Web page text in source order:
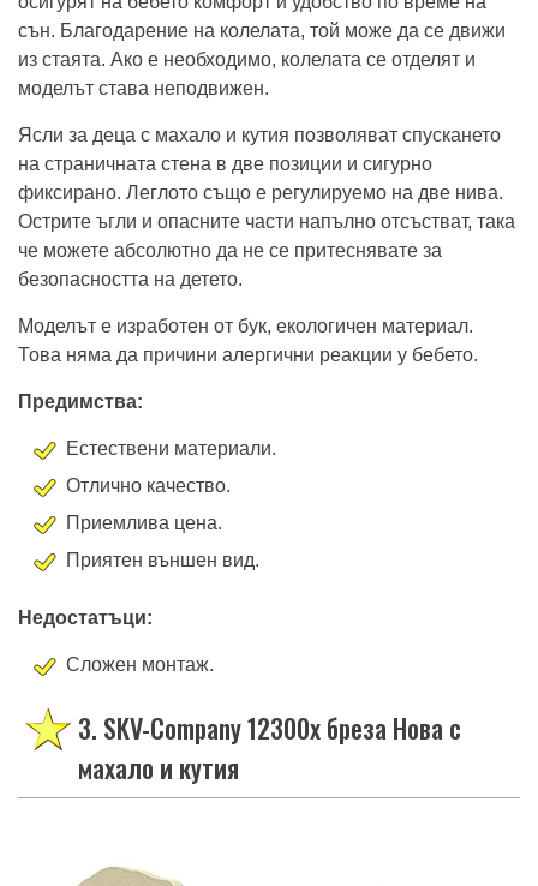
сън. Благодарение на колелата, той може да се движи
из стаята. Ако е необходимо, колелата се отделят и
моделът става неподвижен.
Ясли за деца с махало и кутия позволяват спускането
на страничната стена в две позиции и сигурно
фиксирано. Леглото също е регулируемо на две нива.
Острите ъгли и опасните части напълно отсъстват, така
че можете абсолютно да не се притеснявате за
безопасността на детето.
Моделът е изработен от бук, екологичен материал.
Това няма да причини алергични реакции у бебето.
Предимства:
Естествени материали.
Отлично качество.
Приемлива цена.
Приятен външен вид.
Недостатъци:
Сложен монтаж.
3. SKV-Company 12300x бреза Нова с
махало и кутия